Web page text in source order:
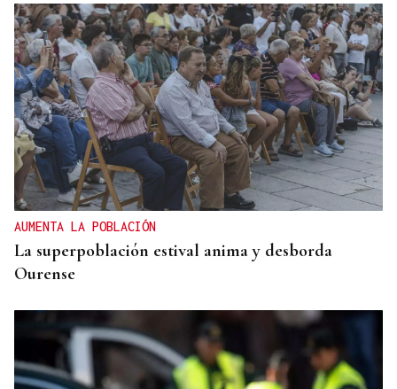
AUMENTA LA POBLACIÓN
La superpoblación estival anima y desborda
Ourense